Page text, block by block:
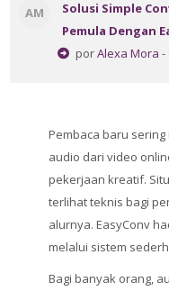
Perguntas Frequentes
Aplicativo Móvel
AM
Solusi Simple
Pemula Dengan
porAlexa Mora -
Pembaca baru
audio dari video
pekerjaan kreatif.
terlihat teknis bagi
alurnya. EasyConv
melalui sistem
Bagi banyak orang,